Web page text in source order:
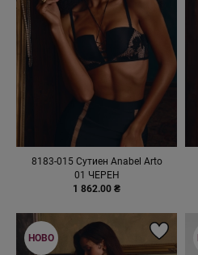
8183-015 Сутиен Anabel Arto
01 ЧЕРЕН
1 862.00 ₴
НОВО